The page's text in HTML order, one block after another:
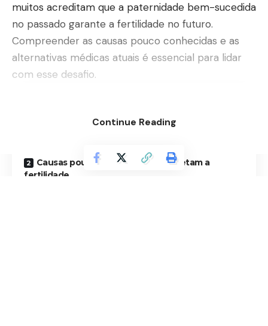
muitos acreditam que a paternidade bem-sucedida
no passado garante a fertilidade no futuro.
Compreender as causas pouco conhecidas e as
alternativas médicas atuais é essencial para lidar
com esse desafio.
O que caracteriza a infertilidade secundária
Causas pouco conhecidas que afetam a
fertilidade
Continue Reading